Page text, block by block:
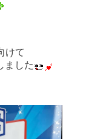
けて
ました